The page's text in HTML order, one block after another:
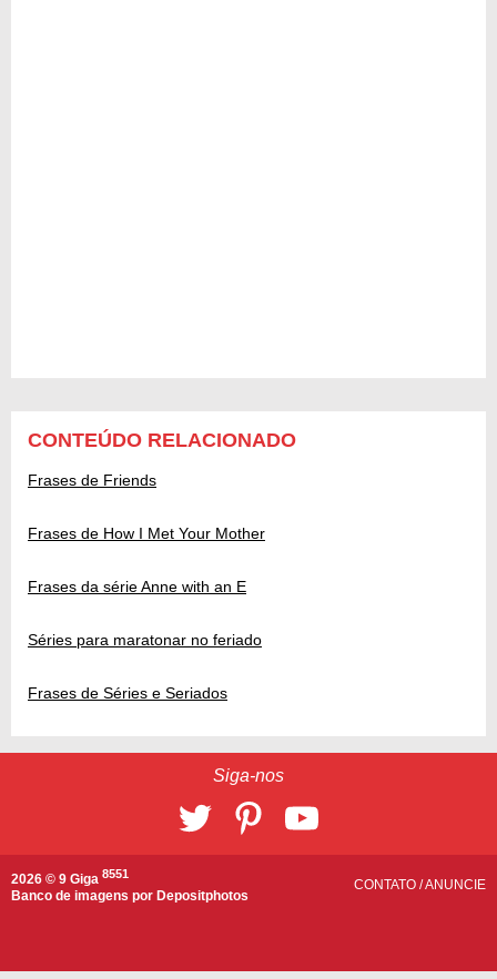
CONTEÚDO RELACIONADO
Frases de Friends
Frases de How I Met Your Mother
Frases da série Anne with an E
Séries para maratonar no feriado
Frases de Séries e Seriados
Siga-nos
2026 © 9 Giga 8551
Banco de imagens por Depositphotos
CONTATO /ANUNCIE